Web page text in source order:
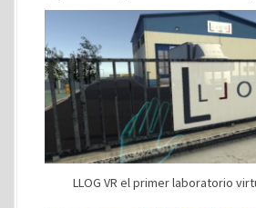
LLOG VR el primer laboratorio